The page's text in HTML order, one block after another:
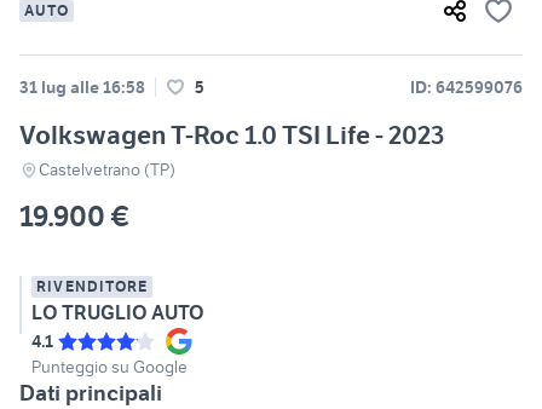
AUTO
31 lug alle 16:58 5 ID: 642599076
Volkswagen T-Roc 1.0 TSI Life - 2023
Castelvetrano (TP)
19.900 €
RIVENDITORE
LO TRUGLIO AUTO
4.1
Punteggio su Google
Dati principali